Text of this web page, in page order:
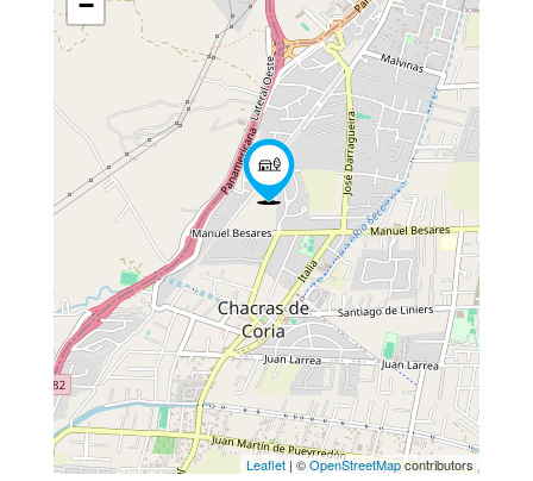
Leaflet | ©OpenStreetMapcontributors